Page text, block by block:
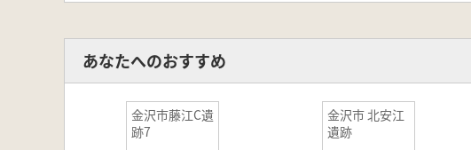
あなたへのおすすめ
金沢市藤江C遺
跡7
金沢市 北安江
遺跡